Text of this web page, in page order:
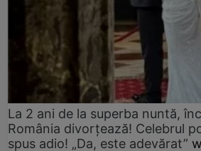
La 2 ani de la superba nuntă,
România divorțează! Celebrul
spus adio! „Da, este adevărat”